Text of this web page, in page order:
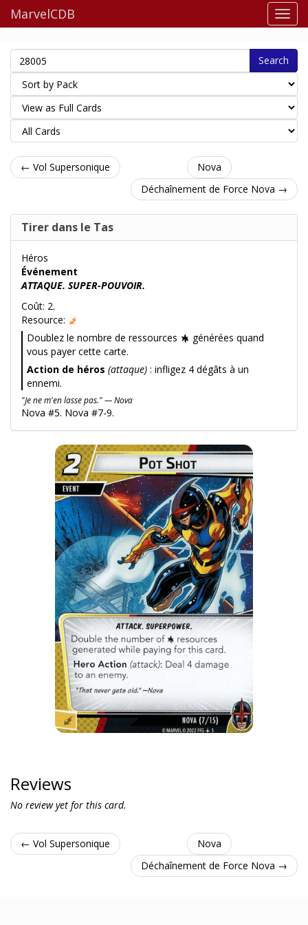
MarvelCDB
Search
← Vol Supersonique
Nova
Déchaînement de Force Nova →
Tirer dans le Tas
Héros
Événement
ATTAQUE. SUPER-POUVOIR.
Coût: 2.
Resource:
Doublez le nombre de ressources
générées quand
vous payer cette carte.
Action de héros (attaque) : infligez 4 dégâts à un
ennemi.
"Je ne m'en lasse pas." — Nova
Nova #5. Nova #7-9.
Reviews
No review yet for this card.
← Vol Supersonique
Nova
Déchaînement de Force Nova →